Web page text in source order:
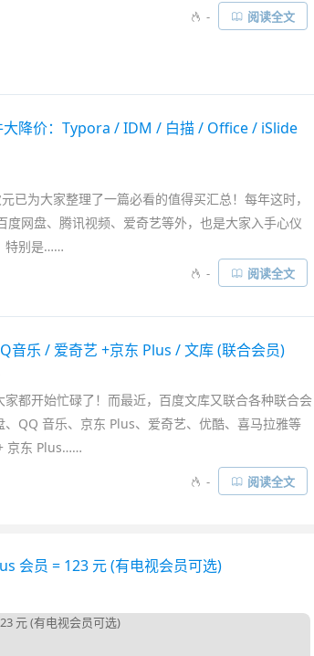
自动监控网页/ RSS / API 等内容
微信 / 邮件 / 钉钉等通知！不仅不会错过信息，还能
- 阅读全文
大降价：Typora / IDM / 白描 / Office / iSlide
已为大家整理了一篇必看的值得买汇总！每年这时，
度网盘、腾讯视频、爱奇艺等外，也是大家入手心仪
特别是……
- 阅读全文
音乐 / 爱奇艺 +京东 Plus / 文库 (联合会员)
都开始忙碌了！而最近，百度文库又联合各种联合会
、QQ 音乐、京东 Plus、爱奇艺、优酷、喜马拉雅等
京东 Plus……
- 阅读全文
会员 = 123 元 (有电视会员可选)